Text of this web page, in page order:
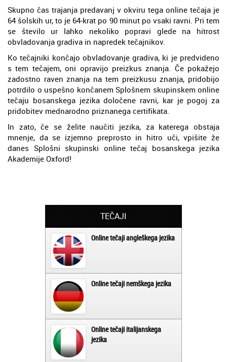
Skupno čas trajanja predavanj v okviru tega online tečaja je
64 šolskih ur, to je 64-krat po 90 minut po vsaki ravni. Pri tem
se število ur lahko nekoliko popravi glede na hitrost
obvladovanja gradiva in napredek tečajnikov.
Ko tečajniki končajo obvladovanje gradiva, ki je predvideno
s tem tečajem, oni opravijo preizkus znanja. Če pokažejo
zadostno raven znanja na tem preizkusu znanja, pridobijo
potrdilo o uspešno končanem Splošnem skupinskem online
tečaju bosanskega jezika določene ravni, kar je pogoj za
pridobitev mednarodno priznanega certifikata.
In zato, če se želite naučiti jezika, za katerega obstaja
mnenje, da se izjemno preprosto in hitro uči, vpišite že
danes Splošni skupinski online tečaj bosanskega jezika
Akademije Oxford!
TEČAJI
Online tečaji angleškega jezika
Online tečaji nemškega jezika
Online tečaji italijanskega
jezika